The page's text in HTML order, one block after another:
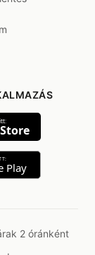
Play
2 óránként